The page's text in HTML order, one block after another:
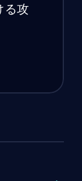
攻